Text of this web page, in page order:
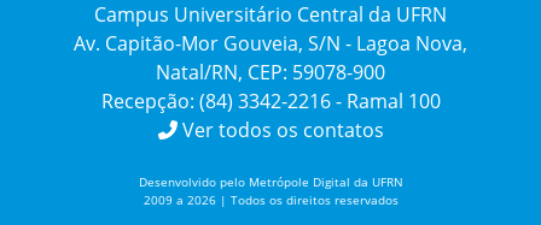
Campus Universitário Central da UFRN
Av. Capitão-Mor Gouveia, S/N - Lagoa Nova,
Natal/RN, CEP: 59078-900
Recepção: (84) 3342-2216 - Ramal 100
Ver todos os contatos
Desenvolvido pelo Metrópole Digital da UFRN
2009 a 2026 | Todos os direitos reservados